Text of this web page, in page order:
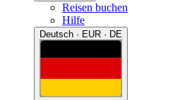
Reisen buchen
Hilfe
Deutsch · EUR · DE